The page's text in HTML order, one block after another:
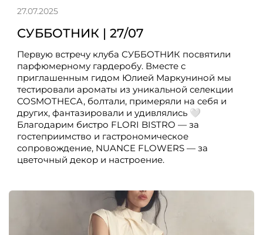
СУББОТНИК | 27/07
Первую встречу клуба СУББОТНИК посвятили
парфюмерному гардеробу. Вместе с
приглашенным гидом Юлией Маркуниной мы
тестировали ароматы из уникальной селекции
COSMOTHECA, болтали, примеряли на себя и
других, фантазировали и удивлялись 🤍
Благодарим бистро FLORI BISTRO — за
гостеприимство и гастрономическое
сопровождение, NUANCE FLOWERS — за
цветочный декор и настроение.
27.07.2025